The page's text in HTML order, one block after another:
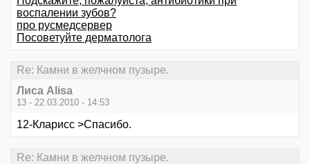
воспалении зубов?
про русмедсервер
Посоветуйте дерматолога
Re: Камни в желчном пузыре.
Лиса Alisa
13 - 22.03.2010 - 14:53
12-Кларисс >Спасибо.
Re: Камни в желчном пузыре.